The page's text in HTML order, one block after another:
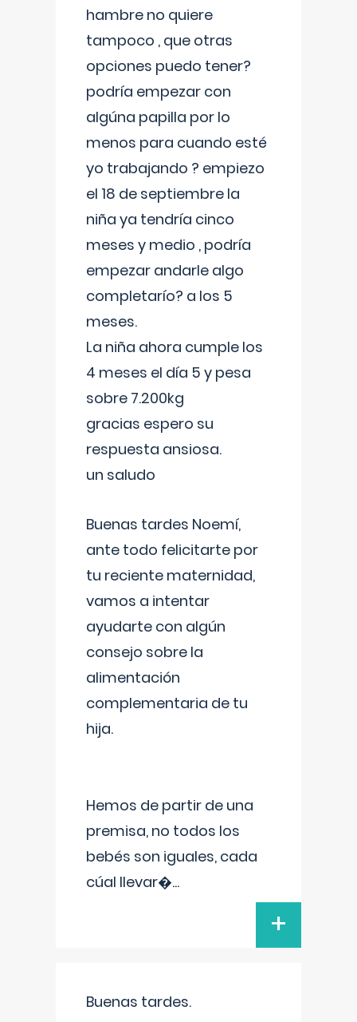
hambre no quiere
tampoco , que otras
opciones puedo tener?
podría empezar con
algúna papilla por lo
menos para cuando esté
yo trabajando ? empiezo
el 18 de septiembre la
niña ya tendría cinco
meses y medio , podría
empezar andarle algo
completarío? a los 5
meses.
La niña ahora cumple los
4 meses el día 5 y pesa
sobre 7.200kg
gracias espero su
respuesta ansiosa.
un saludo
Buenas tardes Noemí,
ante todo felicitarte por
tu reciente maternidad,
vamos a intentar
ayudarte con algún
consejo sobre la
alimentación
complementaria de tu
hija.
Hemos de partir de una
premisa, no todos los
bebés son iguales, cada
cúal llevar�...
+
Buenas tardes.